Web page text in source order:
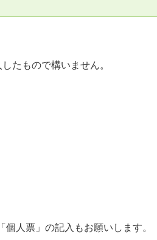
たもので構いません。
人票」の記入もお願いします。